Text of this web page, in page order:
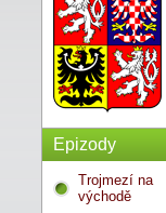
Epizody
Trojmezí na
východě